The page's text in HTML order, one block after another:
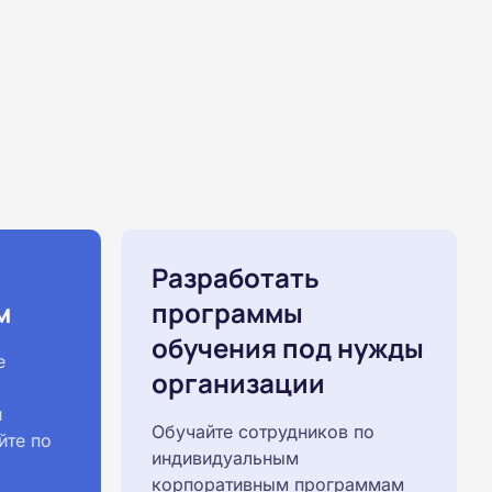
по
Разработать
программы
обучения под нужды
организации
Обучайте сотрудников по
индивидуальным
корпоративным программам